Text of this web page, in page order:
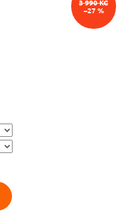
3 990 KČ
–27 %